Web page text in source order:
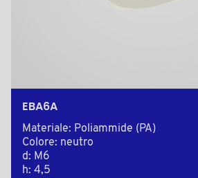
EBA6A
Materiale: Poliammide (PA)
Colore: neutro
d: M6
h: 4,5